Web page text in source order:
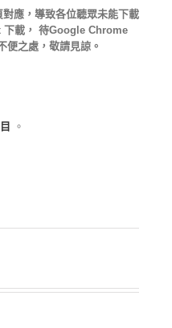
應，導致各位聽眾未能下載
下載， 待Google Chrome
便之處，敬請見諒。
。